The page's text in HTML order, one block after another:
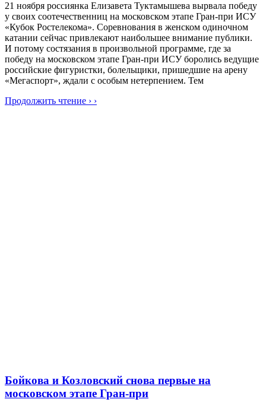
21 ноября россиянка Елизавета Туктамышева вырвала победу
у своих соотечественниц на московском этапе Гран-при ИСУ
«Кубок Ростелекома». Соревнования в женском одиночном
катании сейчас привлекают наибольшее внимание публики.
И потому состязания в произвольной программе, где за
победу на московском этапе Гран-при ИСУ боролись ведущие
российские фигуристки, болельщики, пришедшие на арену
«Мегаспорт», ждали с особым нетерпением. Тем
Продолжить чтение › ›
Бойкова и Козловский снова первые на
московском этапе Гран-при